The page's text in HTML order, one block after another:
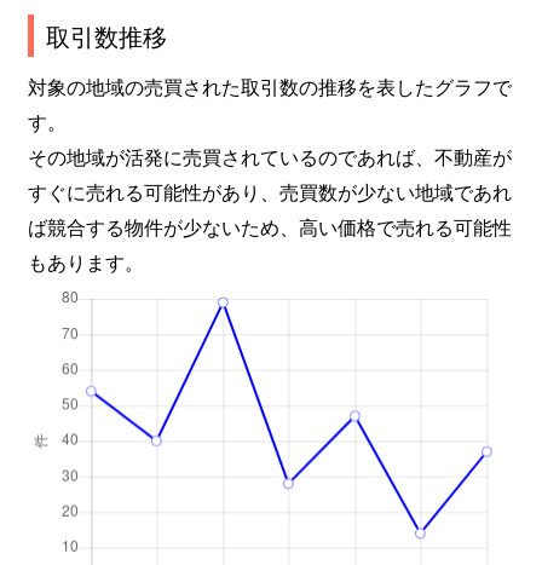
取引数推移
対象の地域の売買された取引数の推移を表したグラフで
す。
その地域が活発に売買されているのであれば、不動産が
すぐに売れる可能性があり、売買数が少ない地域であれ
ば競合する物件が少ないため、高い価格で売れる可能性
もあります。